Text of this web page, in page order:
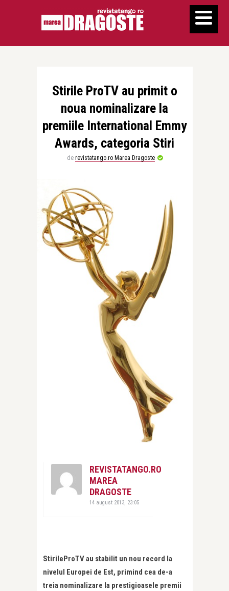
Stirile ProTV au primit o
noua nominalizare la
premiile International Emmy
Awards, categoria Stiri
de revistatango.ro Marea Dragoste
REVISTATANGO.RO
MAREA
DRAGOSTE
14 august 2013, 23:05
StirileProTV au stabilit un nou record la
nivelul Europei de Est, primind cea de-a
treia nominalizare la prestigioasele premii